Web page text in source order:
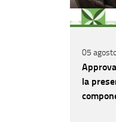
05
la